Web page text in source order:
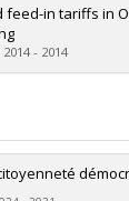
Papyrus
in tariffs in
- 2014
Papyrus